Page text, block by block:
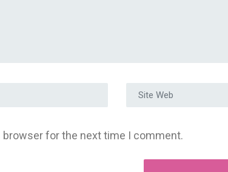
mail Site Web
browser for the next time I comment.